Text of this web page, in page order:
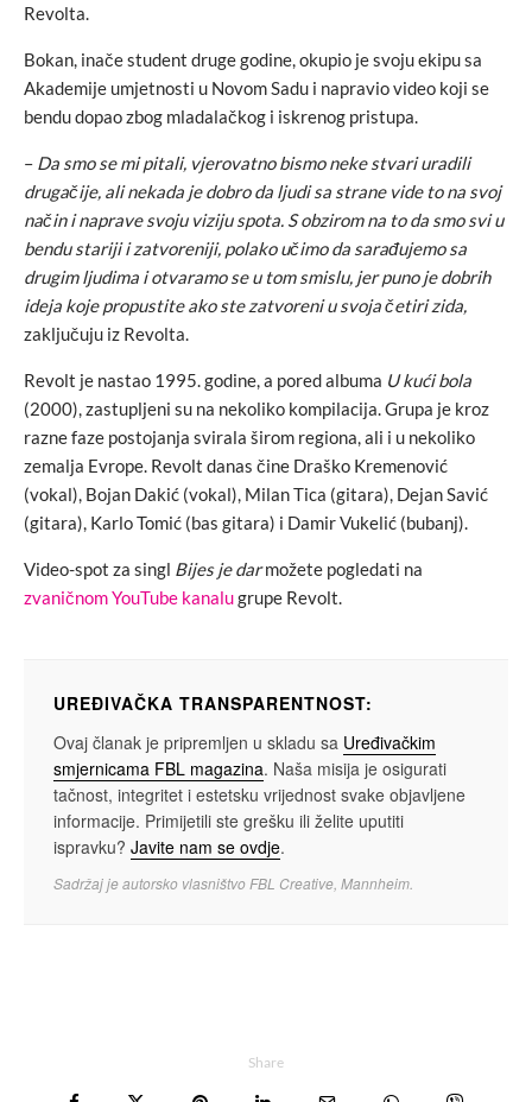
Revolta.
Bokan, inače student druge godine, okupio je svoju ekipu sa
Akademije umjetnosti u Novom Sadu i napravio video koji se
bendu dopao zbog mladalačkog i iskrenog pristupa.
– Da smo se mi pitali, vjerovatno bismo neke stvari uradili
drugačije, ali nekada je dobro da ljudi sa strane vide to na svoj
način i naprave svoju viziju spota. S obzirom na to da smo svi u
bendu stariji i zatvoreniji, polako učimo da sarađujemo sa
drugim ljudima i otvaramo se u tom smislu, jer puno je dobrih
ideja koje propustite ako ste zatvoreni u svoja četiri zida,
zaključuju iz Revolta.
Revolt je nastao 1995. godine, a pored albuma U kući bola
(2000), zastupljeni su na nekoliko kompilacija. Grupa je kroz
razne faze postojanja svirala širom regiona, ali i u nekoliko
zemalja Evrope. Revolt danas čine Draško Kremenović
(vokal), Bojan Dakić (vokal), Milan Tica (gitara), Dejan Savić
(gitara), Karlo Tomić (bas gitara) i Damir Vukelić (bubanj).
Video-spot za singl Bijes je darmožete pogledati na
zvaničnom YouTube kanalugrupe Revolt.
UREĐIVAČKA TRANSPARENTNOST:
Ovaj članak je pripremljen u skladu sa Uređivačkim
smjernicama FBL magazina. Naša misija je osigurati
tačnost, integritet i estetsku vrijednost svake objavljene
informacije. Primijetili ste grešku ili želite uputiti
ispravku? Javite nam se ovdje.
Sadržaj je autorsko vlasništvo FBL Creative, Mannheim.
Share